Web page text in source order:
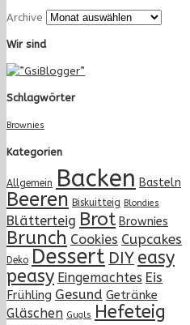
Archive
Wir sind
Schlagwörter
Brownies
Kategorien
Allgemein Backen Basteln
Beeren Biskuitteig Blondies
Blätterteig Brot Brownies
Brunch Cookies Cupcakes
Deko Dessert DIY easy
peasy Eingemachtes Eis
Frühling Gesund Getränke
Gläschen Gugls Hefeteig